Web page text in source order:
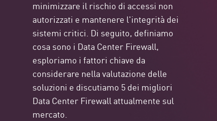
minimizzare il rischio di accessi non
autorizzati e mantenere l'integrità dei
sistemi critici. Di seguito, definiamo
cosa sono i Data Center Firewall,
esploriamo i fattori chiave da
considerare nella valutazione delle
soluzioni e discutiamo 5 dei migliori
Data Center Firewall attualmente sul
mercato.